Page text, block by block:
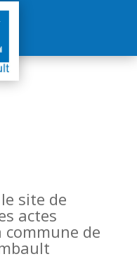
site de
actes
de